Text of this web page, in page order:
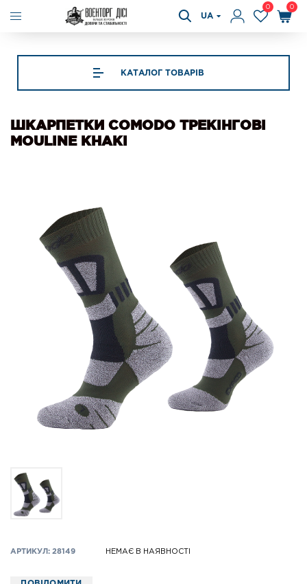
UA
0 0
КАТАЛОГ ТОВАРІВ
ШКАРПЕТКИ COMODO ТРЕКІНГОВІ
MOULINE KHAKI
АРТИКУЛ: 28149 НЕМАЄ В НАЯВНОСТІ